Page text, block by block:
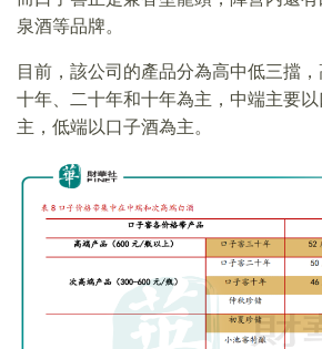
泉酒等品牌。
目前，該公司的產品分為高中低三擋
十年、二十年和十年為主，中端主要
主，低端以口子酒為主。